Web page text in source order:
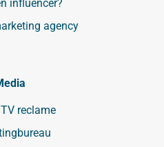
influencer?
agency
reclame